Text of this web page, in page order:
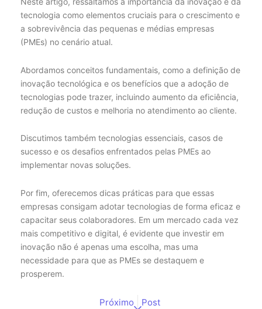
tecnologia como elementos cruciais para o crescimento e
a sobrevivência das pequenas e médias empresas
(PMEs) no cenário atual.
Abordamos conceitos fundamentais, como a definição de
inovação tecnológica e os benefícios que a adoção de
tecnologias pode trazer, incluindo aumento da eficiência,
redução de custos e melhoria no atendimento ao cliente.
Discutimos também tecnologias essenciais, casos de
sucesso e os desafios enfrentados pelas PMEs ao
implementar novas soluções.
Por fim, oferecemos dicas práticas para que essas
empresas consigam adotar tecnologias de forma eficaz e
capacitar seus colaboradores. Em um mercado cada vez
mais competitivo e digital, é evidente que investir em
inovação não é apenas uma escolha, mas uma
necessidade para que as PMEs se destaquem e
prosperem.
Post
Próximo